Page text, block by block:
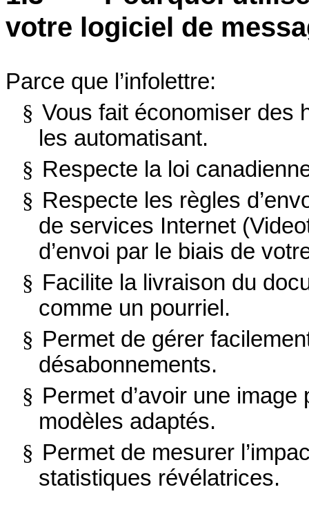
votre logiciel de
Parce que l’infolettre:
§ Vous fait économiser des
les automatisant.
§ Respecte la loi
§ Respecte les règles
de services Internet
d’envoi par le biais de
§ Facilite la livraison du
comme un pourriel.
§ Permet de gérer
désabonnements.
§ Permet d’avoir une
modèles adaptés.
§ Permet de mesurer
statistiques révélatrices.